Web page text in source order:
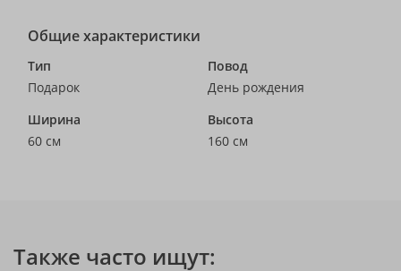
Общие характеристики
Тип
Подарок
Повод
День рождения
Ширина
60 см
Высота
160 см
Также часто ищут: